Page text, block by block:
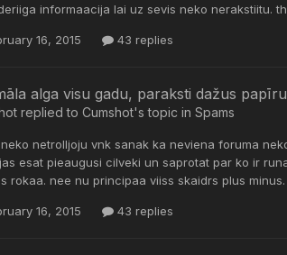
informaacija lai uz sevis neko nerakstiitu.
16, 2015 43 replies
alga visu gadu, paraksti dažus
replied to Cumshot's topic in Spams
netrolljoju vnk sanak ka neviena foruma
esat pieaugusi cilveki un saprotat par ko ir
rokaa. nee nu principaa viiss skaidrs plus
16, 2015 43 replies